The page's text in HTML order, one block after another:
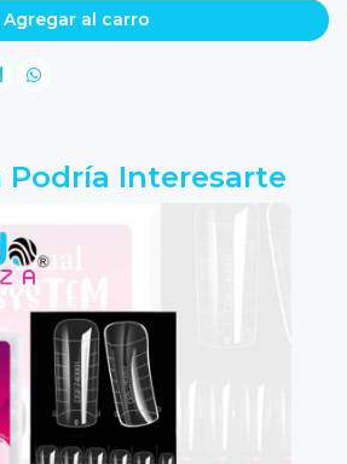
Agregar al carro
Podría Interesarte